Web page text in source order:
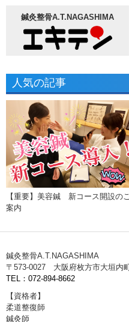
鍼灸整骨A.T.NAGASHIMA
人気の記事
【重要】美容鍼 新コース開設の
案内
鍼灸整骨A.T.NAGASHIMA
〒573-0027 大阪府枚方市大垣内
TEL：072-894-8662
【資格者】
柔道整復師
鍼灸師